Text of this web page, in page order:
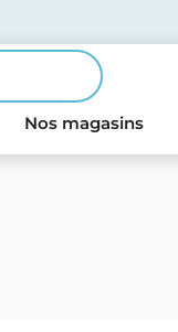
Nos magasins